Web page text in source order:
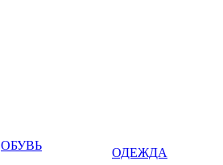
ОБУВЬ
ОДЕЖДА